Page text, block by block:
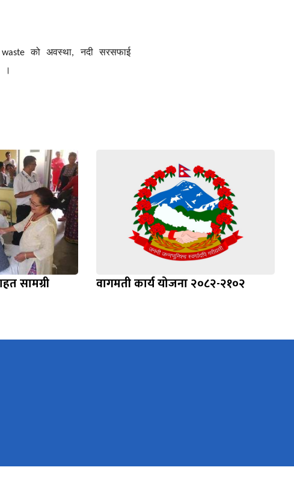
को अवस्था,
नदी सरसफाई
।
सामग्री
वागमती कार्य योजना २०८२-२१०२